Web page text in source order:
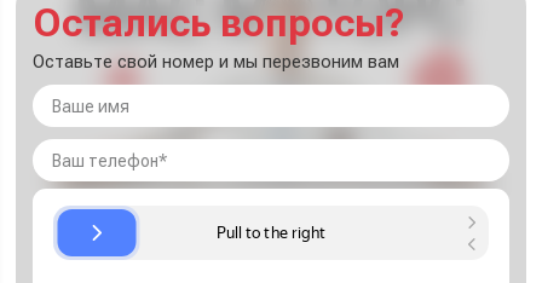
Остались вопросы?
Оставьте свой номер и мы перезвоним вам